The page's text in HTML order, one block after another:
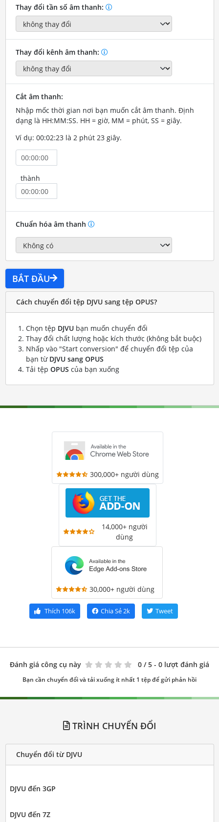
Thay đổi tần số âm thanh:
Thay đổi kênh âm thanh:
Cắt âm thanh:
Nhập mốc thời gian nơi bạn muốn cắt âm thanh. Định
dạng là HH:MM:SS. HH = giờ, MM = phút, SS = giây.
Ví dụ: 00:02:23 là 2 phút 23 giây.
thành
Chuẩn hóa âm thanh
BẮT ĐẦU
Cách chuyển đổi tệp DJVU sang tệp OPUS?
Chọn tệp DJVUbạn muốn chuyển đổi
Thay đổi chất lượng hoặc kích thước (không bắt buộc)
Nhấp vào "Start conversion" để chuyển đổi tệp của
bạn từ DJVU sang OPUS
Tải tệp OPUS của bạn xuống
300,000+ người dùng
14,000+ người
dùng
30,000+ người dùng
Thích 106k Chia Sẻ2k Tweet
Đánh giá công cụ này 0 / 5 - 0 lượt đánh giá
Bạn cần chuyển đổi và tải xuống ít nhất 1 tệp để gửi phản hồi
TRÌNH CHUYỂN ĐỔI
Chuyển đổi từ DJVU
DJVU đến 3GP
DJVU đến 7Z